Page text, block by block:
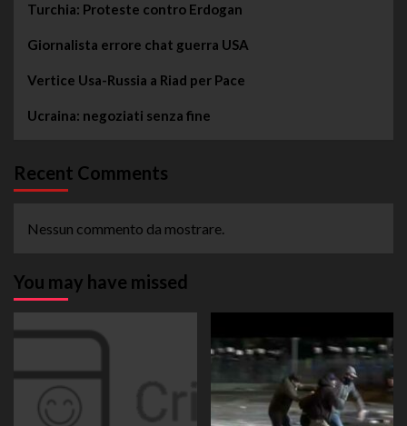
Turchia: Proteste contro Erdogan
Giornalista errore chat guerra USA
Vertice Usa-Russia a Riad per Pace
Ucraina: negoziati senza fine
Recent Comments
Nessun commento da mostrare.
You may have missed